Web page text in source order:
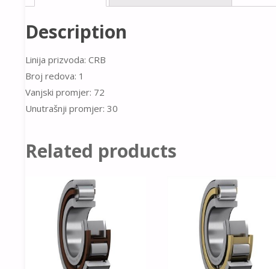
Description
Linija prizvoda: CRB
Broj redova: 1
Vanjski promjer: 72
Unutrašnji promjer: 30
Related products